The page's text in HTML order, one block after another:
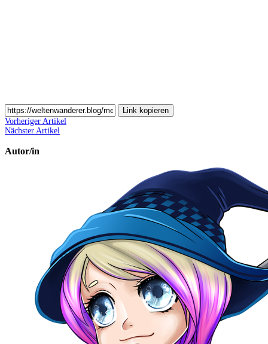
Link kopieren
Vorheriger Artikel
Nächster Artikel
Autor/in